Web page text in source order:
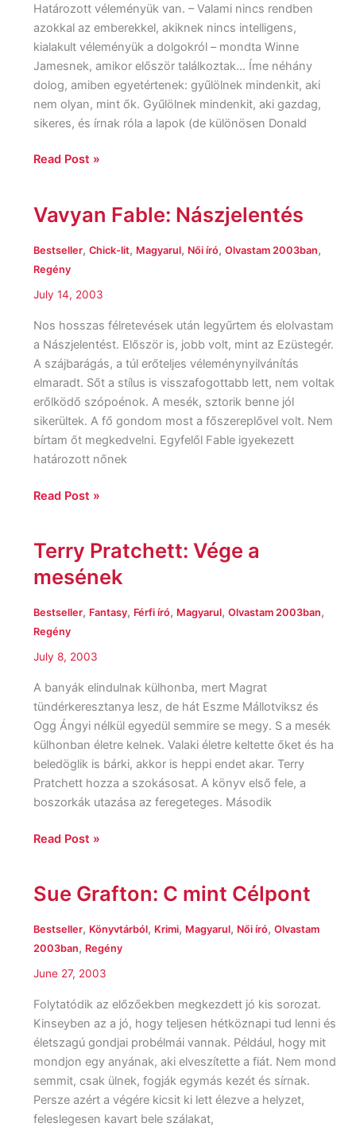
Határozott véleményük van. – Valami nincs rendben
azokkal az emberekkel, akiknek nincs intelligens,
kialakult véleményük a dolgokról – mondta Winne
Jamesnek, amikor először találkoztak… Íme néhány
dolog, amiben egyetértenek: gyűlölnek mindenkit, aki
nem olyan, mint ők. Gyűlölnek mindenkit, aki gazdag,
sikeres, és írnak róla a lapok (de különösen Donald
Read Post »
Vavyan Fable: Nászjelentés
Bestseller, Chick-lit, Magyarul, Női író, Olvastam 2003ban,
Regény
July 14, 2003
Nos hosszas félretevések után legyűrtem és elolvastam
a Nászjelentést. Először is, jobb volt, mint az Ezüstegér.
A szájbarágás, a túl erőteljes véleménynyilvánítás
elmaradt. Sőt a stílus is visszafogottabb lett, nem voltak
erőlködő szópoénok. A mesék, sztorik benne jól
sikerültek. A fő gondom most a főszereplővel volt. Nem
bírtam őt megkedvelni. Egyfelől Fable igyekezett
határozott nőnek
Vavyan
Nászjelentés
Read Post »
Terry Pratchett: Vége a
mesének
Bestseller, Fantasy, Férfi író, Magyarul, Olvastam 2003ban,
Regény
July 8, 2003
A banyák elindulnak külhonba, mert Magrat
tündérkeresztanya lesz, de hát Eszme Mállotviksz és
Ogg Ángyi nélkül egyedül semmire se megy. S a mesék
külhonban életre kelnek. Valaki életre keltette őket és ha
beledöglik is bárki, akkor is heppi endet akar. Terry
Pratchett hozza a szokásosat. A könyv első fele, a
boszorkák utazása az feregeteges. Második
Terry
Pratchett:
Vége
mesének
Read Post »
Sue Grafton: C mint Célpont
Bestseller, Könyvtárból, Krimi, Magyarul, Női író, Olvastam
2003ban, Regény
June 27, 2003
Folytatódik az előzőekben megkezdett jó kis sorozat.
Kinseyben az a jó, hogy teljesen hétköznapi tud lenni és
életszagú gondjai probélmái vannak. Például, hogy mit
mondjon egy anyának, aki elveszítette a fiát. Nem mond
semmit, csak ülnek, fogják egymás kezét és sírnak.
Persze azért a végére kicsit ki lett élezve a helyzet,
feleslegesen kavart bele szálakat,
Sue
C
mint